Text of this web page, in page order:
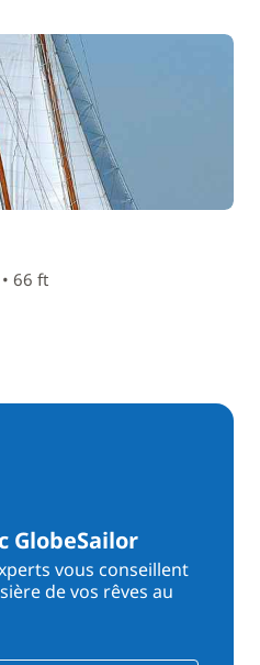
66 ft
GlobeSailor
vous conseillent
de vos rêves au